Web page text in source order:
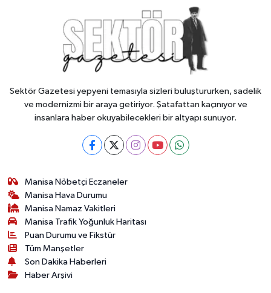
Sektör Gazetesi yepyeni temasıyla sizleri buluştururken, sadelik
ve modernizmi bir araya getiriyor. Şatafattan kaçınıyor ve
insanlara haber okuyabilecekleri bir altyapı sunuyor.
Manisa Nöbetçi Eczaneler
Manisa Hava Durumu
Manisa Namaz Vakitleri
Manisa Trafik Yoğunluk Haritası
Puan Durumu ve Fikstür
Tüm Manşetler
Son Dakika Haberleri
Haber Arşivi